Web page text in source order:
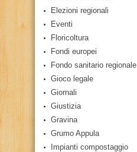
Elezioni regionali
Eventi
Floricoltura
Fondi europei
Fondo sanitario regionale
Gioco legale
Giornali
Giustizia
Gravina
Grumo Appula
Impianti compostaggio